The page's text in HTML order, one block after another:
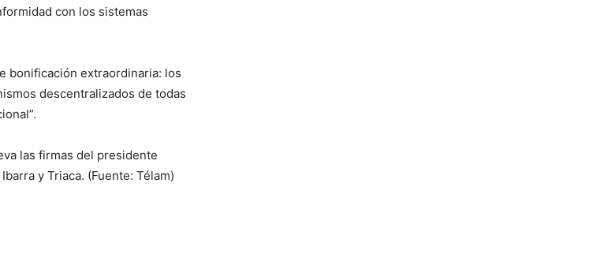
con los sistemas
bonificación extraordinaria: los
descentralizados de todas
las firmas del presidente
y Triaca. (Fuente: Télam)